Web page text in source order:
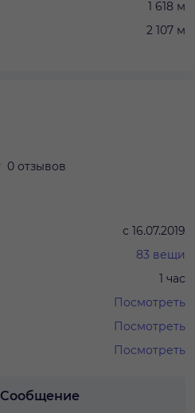
1 618 м
2 107 м
0 отзывов
с 16.07.2019
83 вещи
1 час
Посмотреть
Посмотреть
Посмотреть
Сообщение